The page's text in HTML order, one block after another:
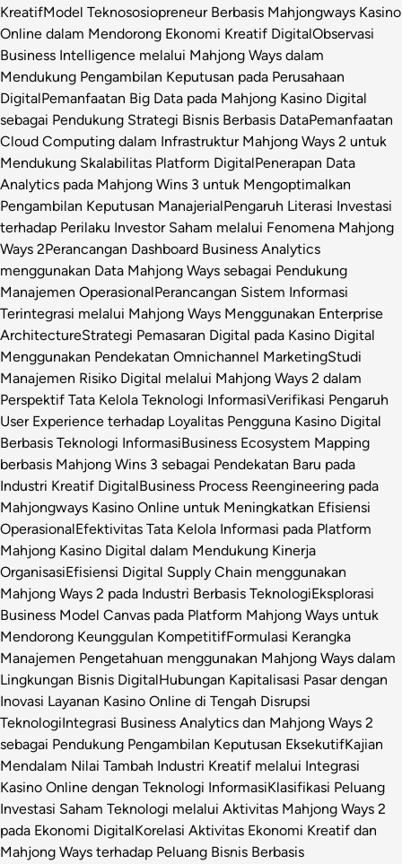
KreatifModel Teknososiopreneur Berbasis Mahjongways Kasino
Online dalam Mendorong Ekonomi Kreatif DigitalObservasi
Business Intelligence melalui Mahjong Ways dalam
Mendukung Pengambilan Keputusan pada Perusahaan
DigitalPemanfaatan Big Data pada Mahjong Kasino Digital
sebagai Pendukung Strategi Bisnis Berbasis DataPemanfaatan
Cloud Computing dalam Infrastruktur Mahjong Ways 2 untuk
Mendukung Skalabilitas Platform DigitalPenerapan Data
Analytics pada Mahjong Wins 3 untuk Mengoptimalkan
Pengambilan Keputusan ManajerialPengaruh Literasi Investasi
terhadap Perilaku Investor Saham melalui Fenomena Mahjong
Ways 2Perancangan Dashboard Business Analytics
menggunakan Data Mahjong Ways sebagai Pendukung
Manajemen OperasionalPerancangan Sistem Informasi
Terintegrasi melalui Mahjong Ways Menggunakan Enterprise
ArchitectureStrategi Pemasaran Digital pada Kasino Digital
Menggunakan Pendekatan Omnichannel MarketingStudi
Manajemen Risiko Digital melalui Mahjong Ways 2 dalam
Perspektif Tata Kelola Teknologi InformasiVerifikasi Pengaruh
User Experience terhadap Loyalitas Pengguna Kasino Digital
Berbasis Teknologi InformasiBusiness Ecosystem Mapping
berbasis Mahjong Wins 3 sebagai Pendekatan Baru pada
Industri Kreatif DigitalBusiness Process Reengineering pada
Mahjongways Kasino Online untuk Meningkatkan Efisiensi
OperasionalEfektivitas Tata Kelola Informasi pada Platform
Mahjong Kasino Digital dalam Mendukung Kinerja
OrganisasiEfisiensi Digital Supply Chain menggunakan
Mahjong Ways 2 pada Industri Berbasis TeknologiEksplorasi
Business Model Canvas pada Platform Mahjong Ways untuk
Mendorong Keunggulan KompetitifFormulasi Kerangka
Manajemen Pengetahuan menggunakan Mahjong Ways dalam
Lingkungan Bisnis DigitalHubungan Kapitalisasi Pasar dengan
Inovasi Layanan Kasino Online di Tengah Disrupsi
TeknologiIntegrasi Business Analytics dan Mahjong Ways 2
sebagai Pendukung Pengambilan Keputusan EksekutifKajian
Mendalam Nilai Tambah Industri Kreatif melalui Integrasi
Kasino Online dengan Teknologi InformasiKlasifikasi Peluang
Investasi Saham Teknologi melalui Aktivitas Mahjong Ways 2
pada Ekonomi DigitalKorelasi Aktivitas Ekonomi Kreatif dan
Mahjong Ways terhadap Peluang Bisnis Berbasis